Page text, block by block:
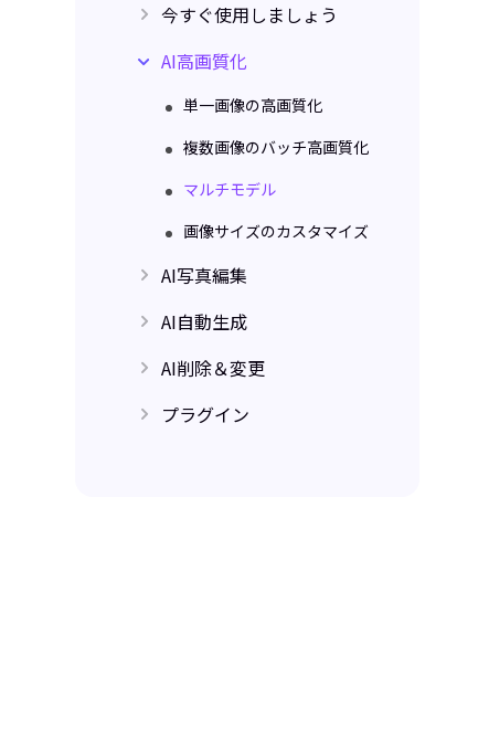
今すぐ使用しましょう
開始
AI高画質化
単一画像の高画質化
複数画像のバッチ高画質化
マルチモデル
画像サイズのカスタマイズ
AI写真編集
AI写真編集
AI自動生成
AI画像自動生成
AIポートレート生成
AI削除＆変更
背景削除・変更
プラグイン